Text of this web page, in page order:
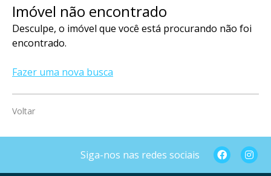
Imóvel não encontrado
Desculpe, o imóvel que você está procurando não foi
encontrado.
Fazer uma nova busca
Voltar
Siga-nos nas redes sociais